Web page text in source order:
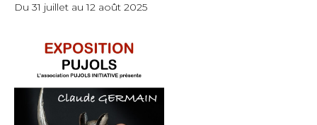
Du 31 juillet au 12 août 2025